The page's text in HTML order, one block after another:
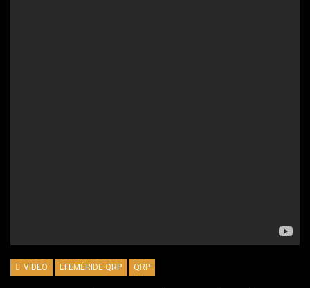
VIDEO EFEMÉRIDE QRP QRP